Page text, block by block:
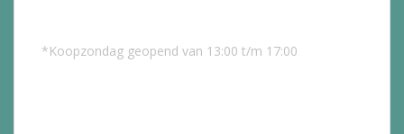
*Koopzondag geopend van 13:00 t/m 17:00